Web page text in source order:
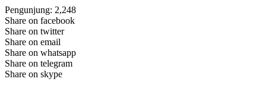
Pengunjung: 2,248
Share on facebook
Share on twitter
Share on email
Share on whatsapp
Share on telegram
Share on skype